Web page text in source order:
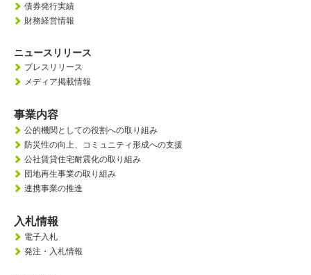
債券発行実績
財務経営情報
ニュースリリース
プレスリリース
メディア掲載情報
事業内容
公的機関としての役割への取り組み
防災性の向上、 コミュニティ形成への支援
公社賃貸住宅耐震化の取り組み
団地再生事業の取り組み
連携事業の推進
入札情報
電子入札
発注・入札情報